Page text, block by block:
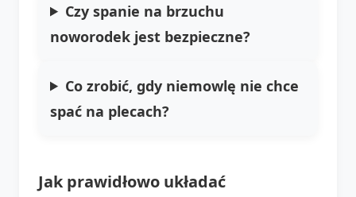
Czy spanie na brzuchu
noworodek jest bezpieczne?
Co zrobić, gdy niemowlę nie chce
spać na plecach?
Jak prawidłowo układać